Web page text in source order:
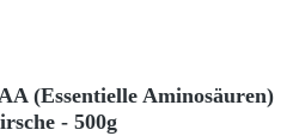
(Essentielle Aminosäuren)
- 500g